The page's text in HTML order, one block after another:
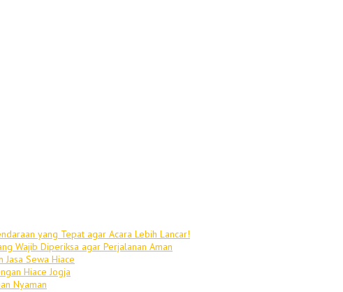
yang Tepat agar Acara Lebih Lancar!
Wajib Diperiksa agar Perjalanan Aman
Jasa Sewa Hiace
Hiace Jogja
Nyaman